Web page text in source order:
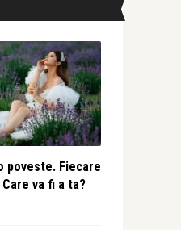
poveste. Fiecare
va fi a ta?